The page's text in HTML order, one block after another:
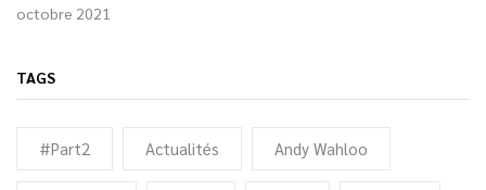
octobre 2021
TAGS
#Part2 Actualités Andy Wahloo